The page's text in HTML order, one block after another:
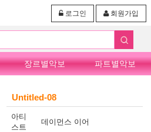
회원가입
로그인
장르별악보 파트별악보
Untitled-08
아티
스트
데이먼스 이어